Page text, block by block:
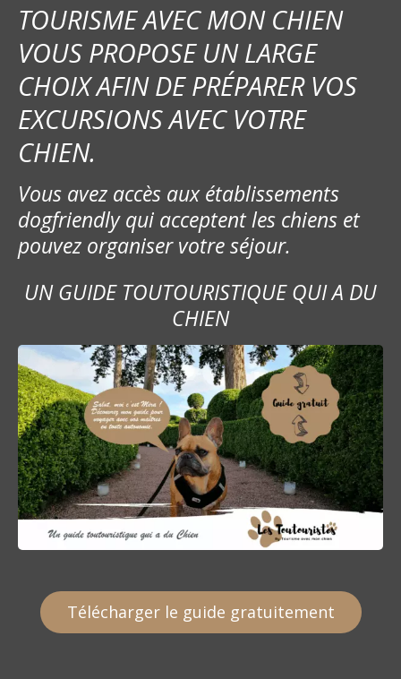
TOURISME AVEC MON CHIEN
VOUS PROPOSE UN LARGE
CHOIX AFIN DE PRÉPARER VOS
EXCURSIONS AVEC VOTRE
CHIEN.
Vous avez accès aux établissements
dogfriendly qui acceptent les chiens et
pouvez organiser votre séjour.
UN GUIDE TOUTOURISTIQUE QUI A DU
CHIEN
Télécharger le guide gratuitement